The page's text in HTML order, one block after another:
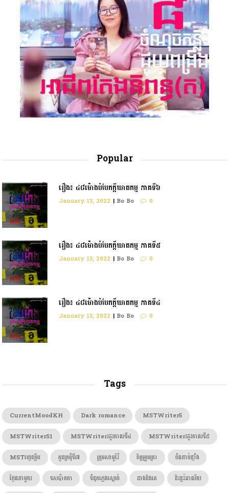
Popular
រឿង៖ ៤៨ម៉ោងបំបែកក្តីឃាតកម្ម ភាគទី៦
January 13, 2022 | Bo Bo 0
រឿង៖ ៤៨ម៉ោងបំបែកក្ដីឃាតកម្ម ភាគទី៥
January 13, 2022 | Bo Bo 0
រឿង៖ ៤៨ម៉ោងបំបែកក្តីឃាតកម្ម ភាគទី៤
January 13, 2022 | Bo Bo 0
Tags
CurrentMoodKH Dark romance
MSTWriter5
MSTWriterS1
MSTWriterរដូវកាលទី៤
MSTWriterរដូវកាលទី៥
MSTហ្វេនក្លឹប
កូនក្រមុំទី៧ ក្រុមសាមូរ៉ៃ ចិត្តត្រួតត្រា
ចំណាប់ខ្មាំង
ថ្ងៃណាមួយ
ទសប៉ាកកា ទំនុកភ្លេងស្នេហ៍ នាងនិងគេ និរន្តរ៍អាល័យ